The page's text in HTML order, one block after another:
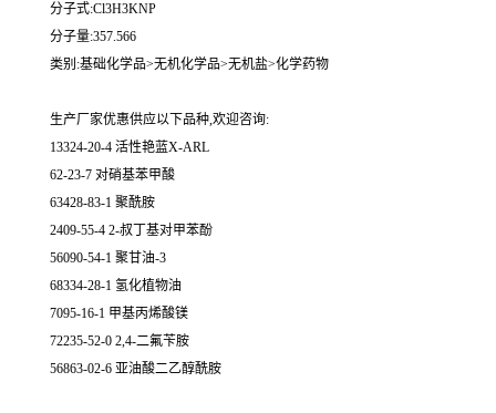
分子式:Cl3H3KNP
分子量:357.566
类别:基础化学品>无机化学品>无机盐>化学药物
生产厂家优惠供应以下品种,欢迎咨询:
13324-20-4 活性艳蓝X-ARL
62-23-7 对硝基苯甲酸
63428-83-1 聚酰胺
2409-55-4 2-叔丁基对甲苯酚
56090-54-1 聚甘油-3
68334-28-1 氢化植物油
7095-16-1 甲基丙烯酸镁
72235-52-0 2,4-二氟苄胺
56863-02-6 亚油酸二乙醇酰胺